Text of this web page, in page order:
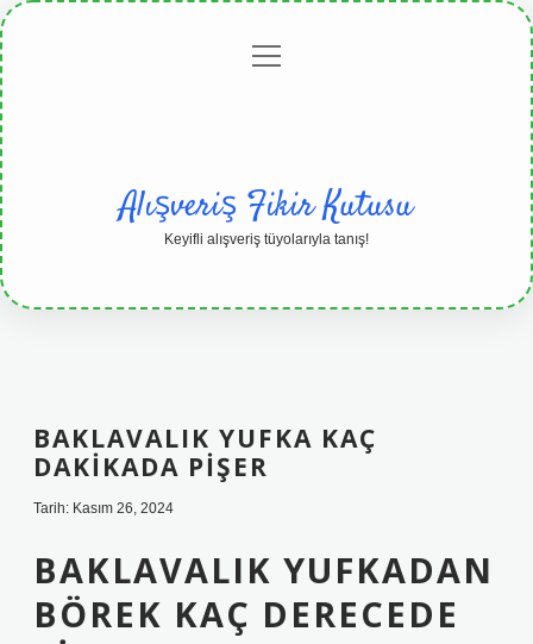
Gizlilikmenüyü
Alışveriş Fikir Kutusu
Keyifli alışveriş tüyolarıyla tanış!
BAKLAVALIK YUFKA KAÇ
DAKIKADA PIŞER
Tarih: Kasım 26, 2024
BAKLAVALIK YUFKADAN
BÖREK KAÇ DERECEDE